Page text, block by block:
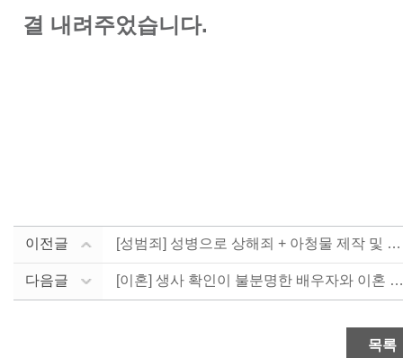
결 내려주었습니다.
이전글 [성범죄] 성병으로 상해죄 + 아청물 제작 및 배포 혐....
다음글 [이혼] 생사 확인이 불분명한 배우자와 이혼 신청한 원....
목록